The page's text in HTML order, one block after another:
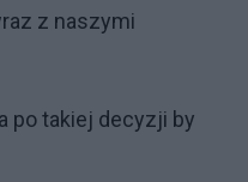
z naszymi
po takiej decyzji by